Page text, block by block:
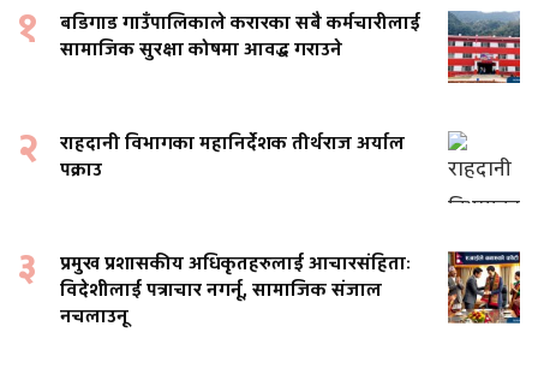
१
बडिगाड गाउँपालिकाले करारका सबै कर्मचारीलाई
सामाजिक सुरक्षा कोषमा आवद्ध गराउने
२
राहदानी विभागका महानिर्देशक तीर्थराज अर्याल
पक्राउ
३
प्रमुख प्रशासकीय अधिकृतहरुलाई आचारसंहिताः
विदेशीलाई पत्राचार नगर्नू, सामाजिक संजाल
नचलाउनू